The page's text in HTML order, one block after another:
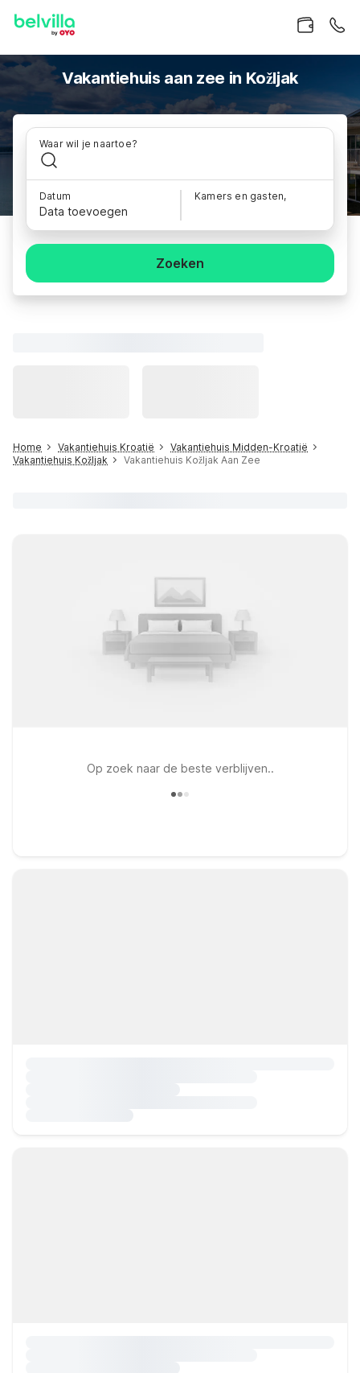
Vakantiehuis aan zee in Kožljak
Waar wil je naartoe?
Datum
Data toevoegen
Kamers en gasten,
Zoeken
Home Vakantiehuis Kroatië
Vakantiehuis Midden-Kroatië
Vakantiehuis Kožljak
Vakantiehuis Kožljak Aan Zee
Op zoek naar de beste verblijven..